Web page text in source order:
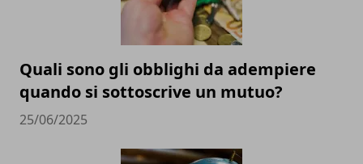
Quali sono gli obblighi da adempiere
quando si sottoscrive un mutuo?
25/06/2025